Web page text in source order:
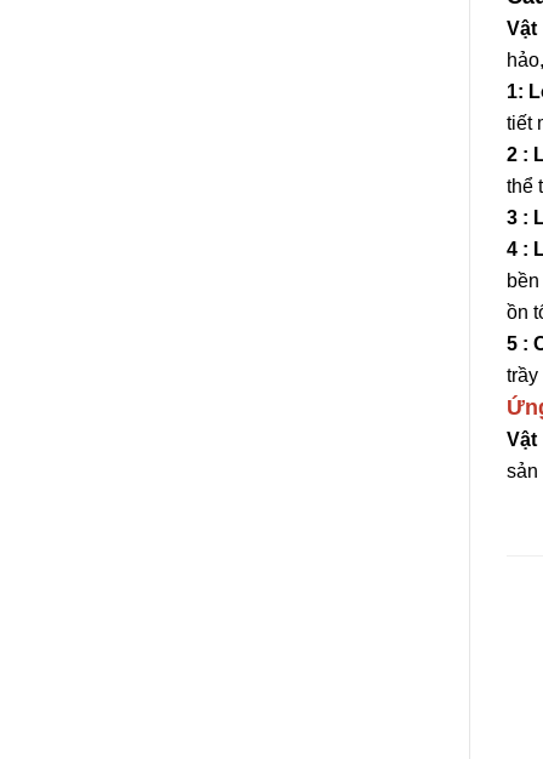
Vật
1:
tiết
2 :
thể
3 :
4 :
ồn
5 :
Vật
sản